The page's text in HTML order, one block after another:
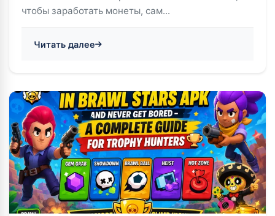
чтобы заработать монеты, сам...
Читать далее